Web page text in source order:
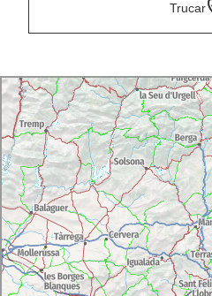
Trucar